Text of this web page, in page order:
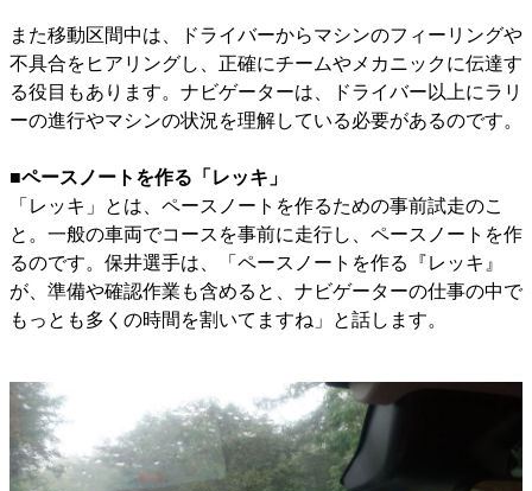
また移動区間中は、ドライバーからマシンのフィーリングや
不具合をヒアリングし、正確にチームやメカニックに伝達す
る役目もあります。ナビゲーターは、ドライバー以上にラリ
ーの進行やマシンの状況を理解している必要があるのです。
■ペースノートを作る「レッキ」
「レッキ」とは、ペースノートを作るための事前試走のこ
と。一般の車両でコースを事前に走行し、ペースノートを作
るのです。保井選手は、「ペースノートを作る『レッキ』
が、準備や確認作業も含めると、ナビゲーターの仕事の中で
もっとも多くの時間を割いてますね」と話します。